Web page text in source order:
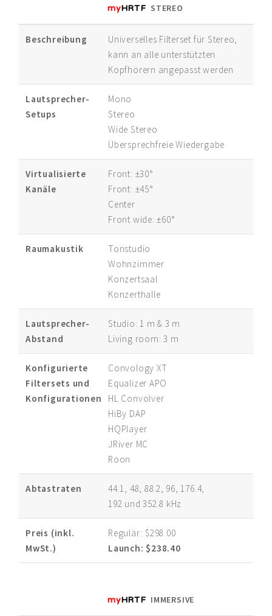
myHRTF STEREO
Beschreibung
Universelles Filterset für Stereo,
kann an alle unterstützten
Kopfhörern angepasst werden
Lautsprecher-
Setups
Mono
Stereo
Wide Stereo
Übersprechfreie Wiedergabe
Virtualisierte
Kanäle
Front: ±30°
Front: ±45°
Center
Front wide: ±60°
Raumakustik
Tonstudio
Wohnzimmer
Konzertsaal
Konzerthalle
Lautsprecher-
Abstand
Studio: 1 m & 3 m
Living room: 3 m
Konfigurierte
Filtersets und
Konfigurationen
Convology XT
Equalizer APO
HL Convolver
HiBy DAP
HQPlayer
JRiver MC
Roon
Abtastraten
44.1, 48, 88.2, 96, 176.4,
192 und 352.8 kHz
Preis (inkl.
MwSt.)
Regulär: $298.00
Launch: $238.40
myHRTF IMMERSIVE